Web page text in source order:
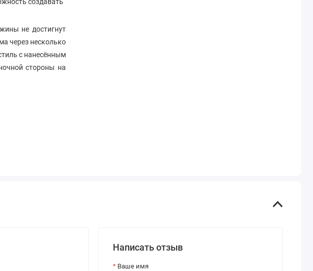
не достигнут
через несколько
с нанесённым
стороны на
Написать отзыв
Ваше имя